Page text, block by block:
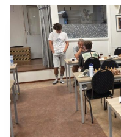
TE
VERDELEN